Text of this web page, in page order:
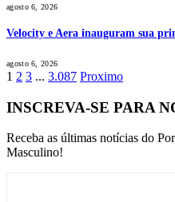
agosto 6, 2026
Velocity e Aera inauguram sua
agosto 6, 2026
1 2 3 ... 3.087 Proximo
INSCREVA-SE PARA
Receba as últimas notícias do
Masculino!